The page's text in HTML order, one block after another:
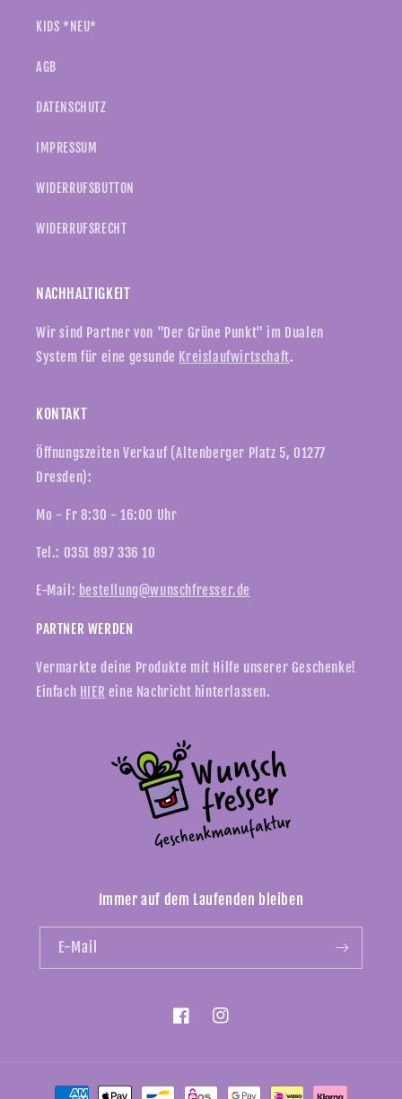
KIDS *NEU*
AGB
DATENSCHUTZ
IMPRESSUM
WIDERRUFSBUTTON
WIDERRUFSRECHT
NACHHALTIGKEIT
Wir sind Partner von "Der Grüne Punkt" im Dualen
System für eine gesunde Kreislaufwirtschaft.
KONTAKT
Öffnungszeiten Verkauf (Altenberger Platz 5, 01277
Dresden):
Mo - Fr 8:30 - 16:00 Uhr
Tel.: 0351 897 336 10
E-Mail: bestellung@wunschfresser.de
PARTNER WERDEN
Vermarkte deine Produkte mit Hilfe unserer Geschenke!
Einfach HIER eine Nachricht hinterlassen.
Immer auf dem Laufenden bleiben
E-Mail
FacebookInstagram
Zahlungsmethoden